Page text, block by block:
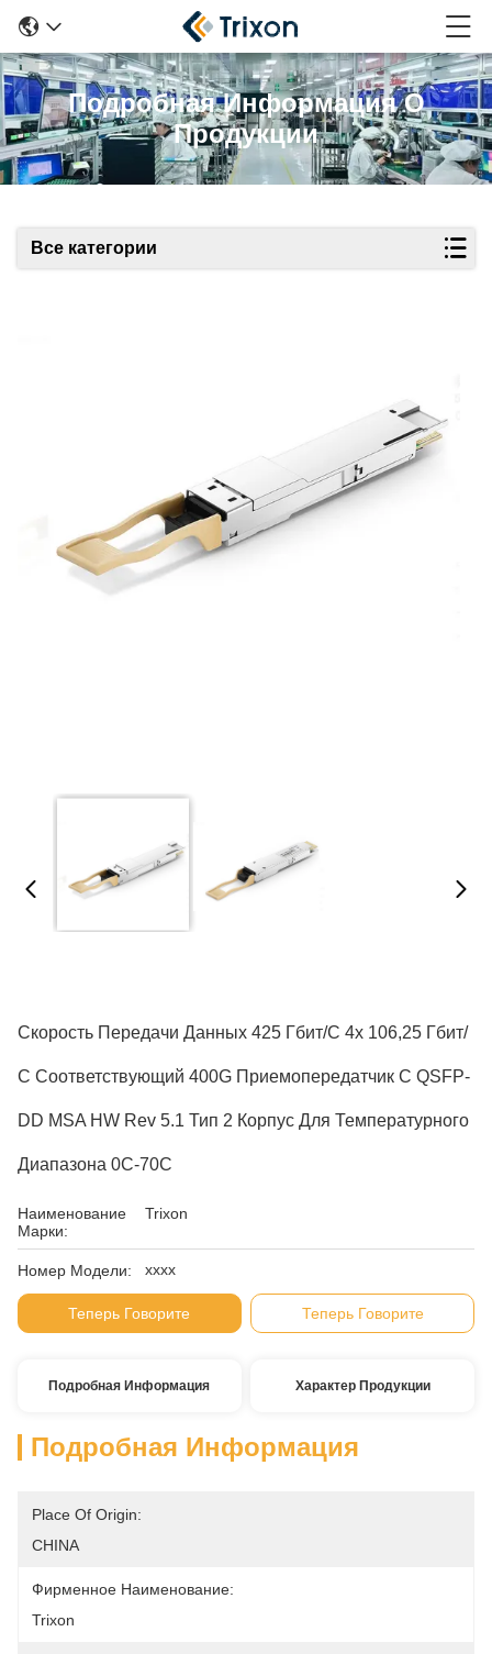
Подробная Информация О
Продукции
Все категории
Скорость Передачи Данных 425 Гбит/с 4x 106,25 Гбит/
С Соответствующий 400G Приемопередатчик С QSFP-
DD MSA HW Rev 5.1 Тип 2 Корпус Для Температурного
Диапазона 0C-70C
Наименование
Марки:
Trixon
Номер Модели: xxxx
Теперь Говорите Теперь Говорите
Подробная Информация Характер Продукции
Подробная Информация
Place Of Origin:
CHINA
Фирменное Наименование:
Trixon